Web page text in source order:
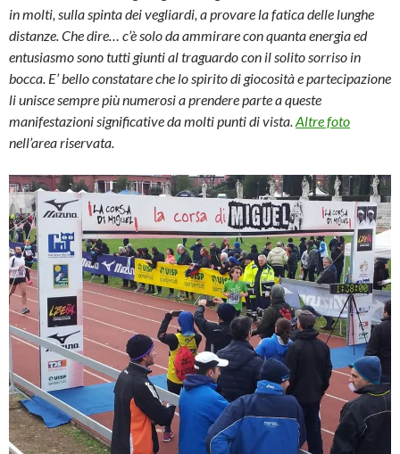
in molti, sulla spinta dei vegliardi, a provare la fatica delle lunghe
distanze. Che dire… c’è solo da ammirare con quanta energia ed
entusiasmo sono tutti giunti al traguardo con il solito sorriso in
bocca. E’ bello constatare che lo spirito di giocosità e partecipazione
li unisce sempre più numerosi a prendere parte a queste
manifestazioni significative da molti punti di vista.Altre foto
nell’area riservata.